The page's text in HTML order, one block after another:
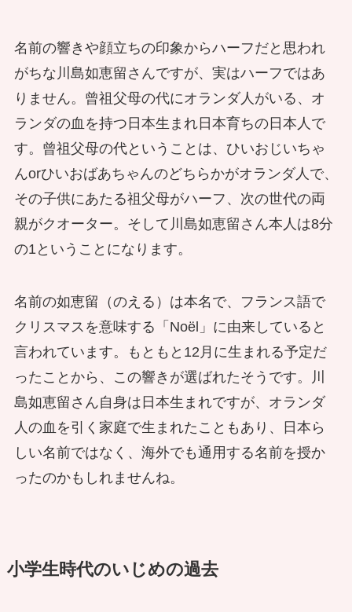
名前の響きや顔立ちの印象からハーフだと思われ
がちな川島如恵留さんですが、実はハーフではあ
りません。曾祖父母の代にオランダ人がいる、オ
ランダの血を持つ日本生まれ日本育ちの日本人で
す。曾祖父母の代ということは、ひいおじいちゃ
んorひいおばあちゃんのどちらかがオランダ人で、
その子供にあたる祖父母がハーフ、次の世代の両
親がクオーター。そして川島如恵留さん本人は8分
の1ということになります。
名前の如恵留（のえる）は本名で、フランス語で
クリスマスを意味する「Noël」に由来していると
言われています。もともと12月に生まれる予定だ
ったことから、この響きが選ばれたそうです。川
島如恵留さん自身は日本生まれですが、オランダ
人の血を引く家庭で生まれたこともあり、日本ら
しい名前ではなく、海外でも通用する名前を授か
ったのかもしれませんね。
小学生時代のいじめの過去